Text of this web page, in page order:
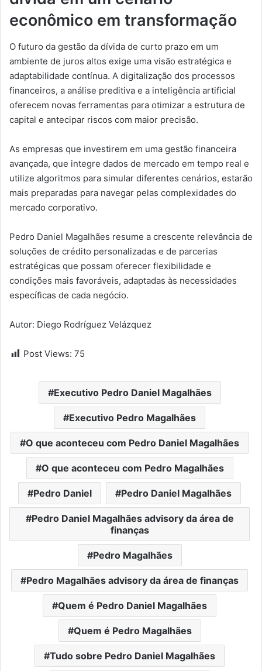
econômico em transformação
O futuro da gestão da dívida de curto prazo em um
ambiente de juros altos exige uma visão estratégica e
adaptabilidade contínua. A digitalização dos processos
financeiros, a análise preditiva e a inteligência artificial
oferecem novas ferramentas para otimizar a estrutura de
capital e antecipar riscos com maior precisão.
As empresas que investirem em uma gestão financeira
avançada, que integre dados de mercado em tempo real e
utilize algoritmos para simular diferentes cenários, estarão
mais preparadas para navegar pelas complexidades do
mercado corporativo.
Pedro Daniel Magalhães resume a crescente relevância de
soluções de crédito personalizadas e de parcerias
estratégicas que possam oferecer flexibilidade e
condições mais favoráveis, adaptadas às necessidades
específicas de cada negócio.
Autor: Diego Rodríguez Velázquez
Post Views: 75
Executivo Pedro Daniel Magalhães
Executivo Pedro Magalhães
O que aconteceu com Pedro Daniel Magalhães
O que aconteceu com Pedro Magalhães
Pedro Daniel Pedro Daniel Magalhães
Pedro Daniel Magalhães advisory da área de
finanças
Pedro Magalhães
Pedro Magalhães advisory da área de finanças
Quem é Pedro Daniel Magalhães
Quem é Pedro Magalhães
Tudo sobre Pedro Daniel Magalhães